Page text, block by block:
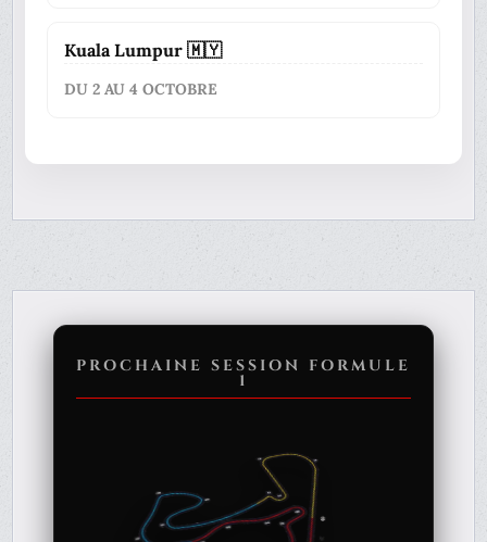
Kuala Lumpur 🇲🇾
DU 2 AU 4 OCTOBRE
PROCHAINE SESSION FORMULE
1